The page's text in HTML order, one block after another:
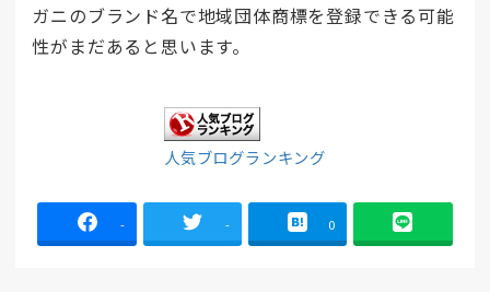
ガニのブランド名で地域団体商標を登録できる可能
性がまだあると思います。
人気ブログランキング
- - 0